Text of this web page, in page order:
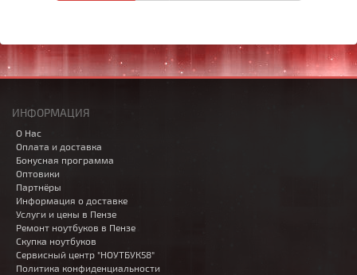
ИНФОРМАЦИЯ
О Нас
Оплата и доставка
Бонусная программа
Оптовики
Партнёры
Информация о доставке
Услуги и цены в Пензе
Ремонт ноутбуков в Пензе
Скупка ноутбуков
Сервисный центр "НОУТБУК58"
Политика конфиденциальности